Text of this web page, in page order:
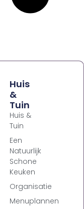
Huis
&
Tuin
Huis &
Tuin
Een
Natuurlijk
Schone
Keuken
Organisatie
Menuplannen